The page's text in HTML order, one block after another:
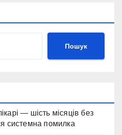
Пошук
— шість місяців без
системна помилка